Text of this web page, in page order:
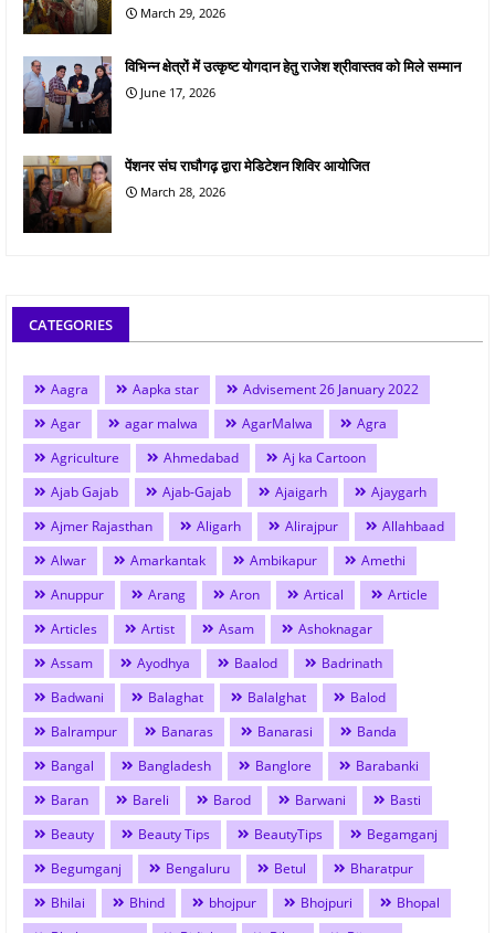
March 29, 2026
विभिन्न क्षेत्रों में उत्कृष्ट योगदान हेतु राजेश श्रीवास्तव को मिले सम्मान
June 17, 2026
पेंशनर संघ राघौगढ़ द्वारा मेडिटेशन शिविर आयोजित
March 28, 2026
CATEGORIES
Aagra Aapka star
Advisement 26 January 2022
Agar
agar malwa AgarMalwa
Agra
Agriculture
Ahmedabad
Aj ka Cartoon
Ajab Gajab
Ajab-Gajab Ajaigarh
Ajaygarh
Ajmer Rajasthan
Aligarh Alirajpur
Allahbaad
Alwar
Amarkantak Ambikapur
Amethi
Anuppur
Arang Aron Artical
Article
Articles
Artist Asam
Ashoknagar
Assam
Ayodhya Baalod
Badrinath
Badwani
Balaghat Balalghat
Balod
Balrampur
Banaras Banarasi
Banda
Bangal
Bangladesh Banglore
Barabanki
Baran
Bareli Barod Barwani
Basti
Beauty
Beauty Tips BeautyTips
Begamganj
Begumganj
Bengaluru Betul
Bharatpur
Bhilai
Bhind bhojpur Bhojpuri
Bhopal